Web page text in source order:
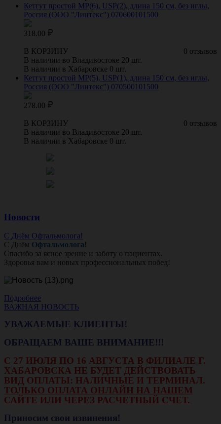
Кетгут простой МР(6), USP(2), длина 150 см, без иглы,
Россия (ООО "Линтекс") 070600101500
318.00
0 отзывов
В КОРЗИНУ
В наличии во Владивостоке 20 шт.
В наличии в Хабаровске 0 шт.
Кетгут простой МР(5), USP(1), длина 150 см, без иглы,
Россия (ООО "Линтекс") 070500101500
278.00
0 отзывов
В КОРЗИНУ
В наличии во Владивостоке 20 шт.
В наличии в Хабаровске 0 шт.
Новости
С Днём Офтальмолога!
С Днём Офтальмолога!
Спасибо за ясное зрение и заботу о пациентах.
Здоровья вам и новых профессиональных побед!
Подробнее
ВАЖНАЯ НОВОСТЬ
УВАЖАЕМЫЕ КЛИЕНТЫ!
ОБРАЩАЕМ ВАШЕ ВНИМАНИЕ!!!
С 27 ИЮЛЯ ПО 16 АВГУСТА В ФИЛИАЛЕ Г.
ХАБАРОВСКА НЕ БУДЕТ ДЕЙСТВОВАТЬ
ВИД ОПЛАТЫ: НАЛИЧНЫЕ И ТЕРМИНАЛ.
ТОЛЬКО ОПЛАТА ОНЛАЙН НА НАШЕМ
САЙТЕ ИЛИ ЧЕРЕЗ РАСЧЕТНЫЙ СЧЕТ.
Приносим свои извинения!